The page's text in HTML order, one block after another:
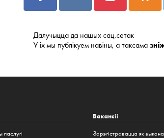
Далучыцца да нашых сац.сетак
У іх мы публікуем навіны, а таксама
Вакансіі
Зарэгістравацца як